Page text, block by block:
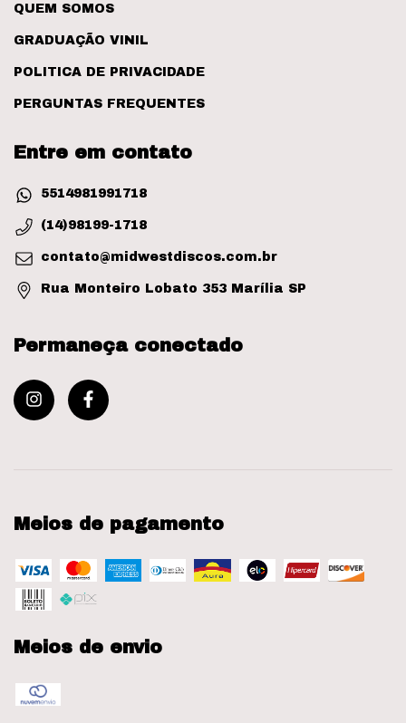
QUEM SOMOS
GRADUAÇÃO VINIL
POLITICA DE PRIVACIDADE
PERGUNTAS FREQUENTES
Entre em contato
5514981991718
(14)98199-1718
contato@midwestdiscos.com.br
Rua Monteiro Lobato 353 Marília SP
Permaneça conectado
Meios de pagamento
Meios de envio